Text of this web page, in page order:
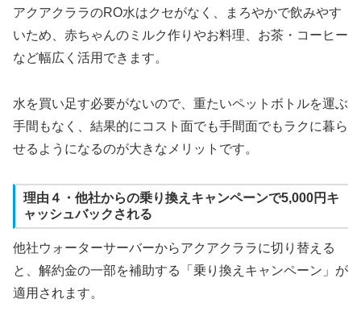
アクアクララのRO水はクセがなく、まろやかで飲みやす
いため、赤ちゃんのミルク作りやお料理、お茶・コーヒー
など幅広く活用できます。
水を買い足す必要がないので、重たいペットボトルを運ぶ
手間もなく、結果的にコスト面でも手間面でもラクに暮ら
せるようになるのが大きなメリットです。
理由４・他社からの乗り換えキャンペーンで5,000円キ
ャッシュバックされる
他社ウォーターサーバーからアクアクララに切り替える
と、解約金の一部を補助する「乗り換えキャンペーン」が
適用されます。